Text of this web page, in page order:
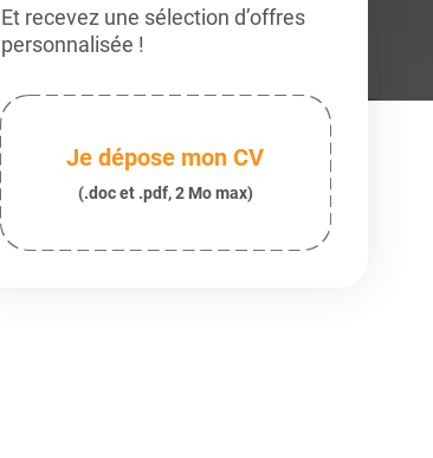
Et recevez une sélection d’offres
personnalisée !
Je dépose mon CV
(.doc et .pdf, 2 Mo max)